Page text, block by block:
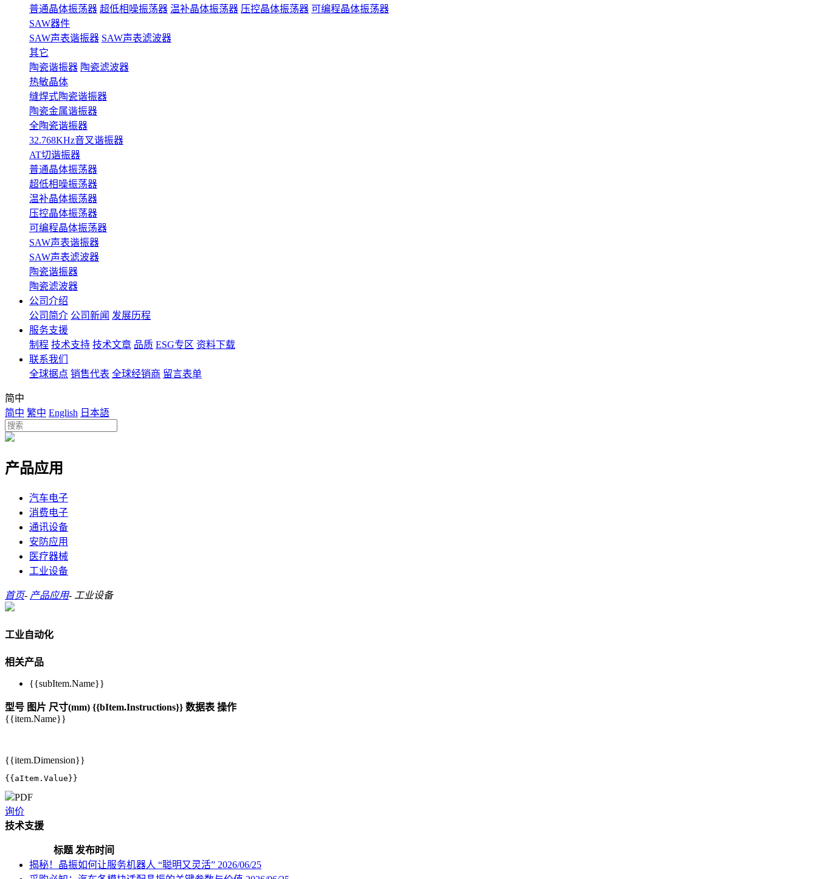
普通晶体振荡器 超低相噪振荡器 温补晶体振荡器 压控晶体振荡器 可编程晶体振荡器
SAW器件
SAW声表谐振器 SAW声表滤波器
其它
陶瓷谐振器 陶瓷滤波器
热敏晶体
缝焊式陶瓷谐振器
陶瓷金属谐振器
全陶瓷谐振器
32.768KHz音叉谐振器
AT切谐振器
普通晶体振荡器
超低相噪振荡器
温补晶体振荡器
压控晶体振荡器
可编程晶体振荡器
SAW声表谐振器
SAW声表滤波器
陶瓷谐振器
陶瓷滤波器
公司介绍
公司简介 公司新闻 发展历程
服务支援
制程 技术支持 技术文章 品质 ESG专区 资料下载
联系我们
全球据点 销售代表 全球经销商 留言表单
简中
简中 繁中 English 日本語
产品应用
汽车电子
消费电子
通讯设备
安防应用
医疗器械
工业设备
首页- 产品应用- 工业设备
工业自动化
相关产品
{{subItem.Name}}
型号 图片 尺寸(mm) {{bItem.Instructions}} 数据表 操作
{{item.Name}}
{{item.Dimension}}
{{aItem.Value}}
PDF
询价
技术支援
标题 发布时间
揭秘！晶振如何让服务机器人 “聪明又灵活” 2026/06/25